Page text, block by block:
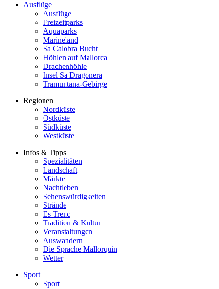
Ausflüge
Ausflüge
Freizeitparks
Aquaparks
Marineland
Sa Calobra Bucht
Höhlen auf Mallorca
Drachenhöhle
Insel Sa Dragonera
Tramuntana-Gebirge
Regionen
Nordküste
Ostküste
Südküste
Westküste
Infos & Tipps
Spezialitäten
Landschaft
Märkte
Nachtleben
Sehenswürdigkeiten
Strände
Es Trenc
Tradition & Kultur
Veranstaltungen
Auswandern
Die Sprache Mallorquin
Wetter
Sport
Sport